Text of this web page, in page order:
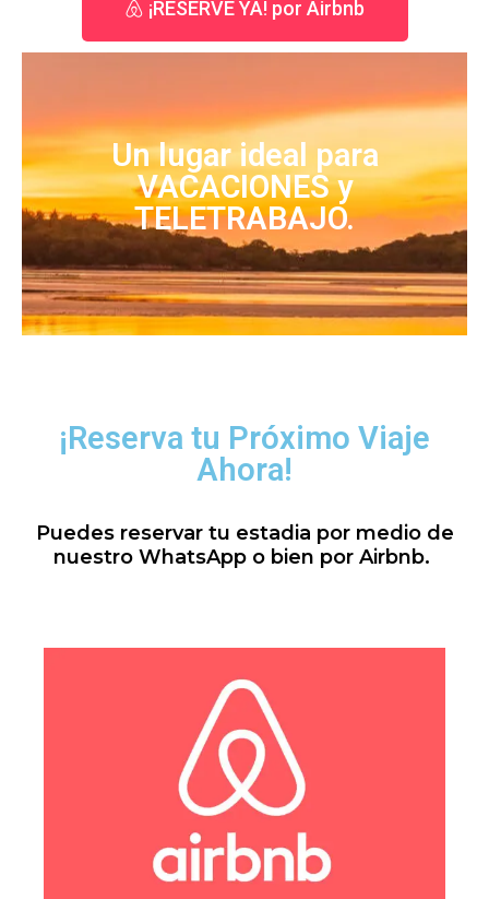
¡RESERVE YA! por Airbnb
Un lugar ideal para
VACACIONES y
TELETRABAJO.
¡Reserva tu Próximo Viaje
Ahora!
Puedes reservar tu estadia por medio de
nuestro WhatsApp o bien por Airbnb.